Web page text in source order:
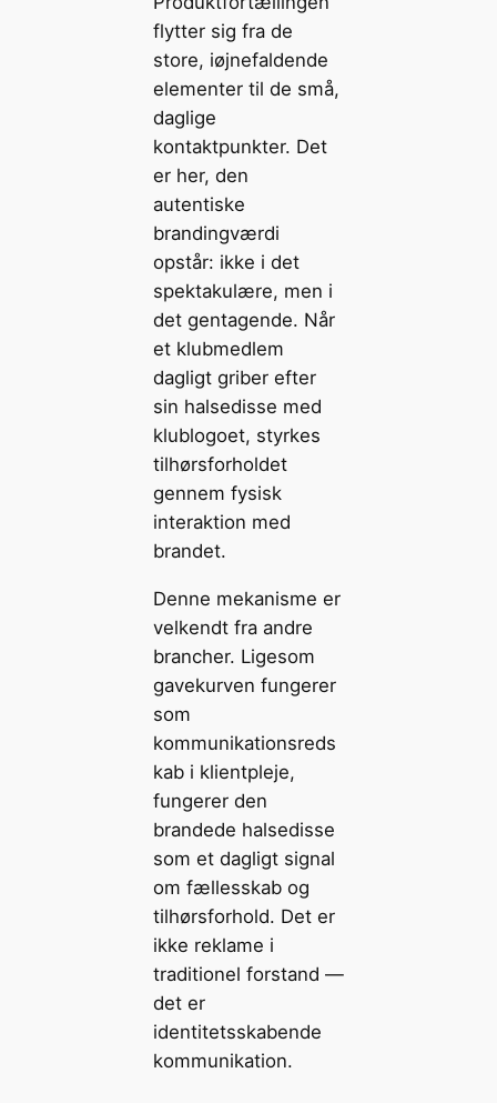
flytter sig fra de
store, iøjnefaldende
elementer til de små,
daglige
kontaktpunkter. Det
er her, den
autentiske
brandingværdi
opstår: ikke i det
spektakulære, men i
det gentagende. Når
et klubmedlem
dagligt griber efter
sin halsedisse med
klublogoet, styrkes
tilhørsforholdet
gennem fysisk
interaktion med
brandet.
Denne mekanisme er
velkendt fra andre
brancher. Ligesom
gavekurven fungerer
som
kommunikationsreds
kab i klientpleje,
fungerer den
brandede halsedisse
som et dagligt signal
om fællesskab og
tilhørsforhold. Det er
ikke reklame i
traditionel forstand —
det er
identitetsskabende
kommunikation.